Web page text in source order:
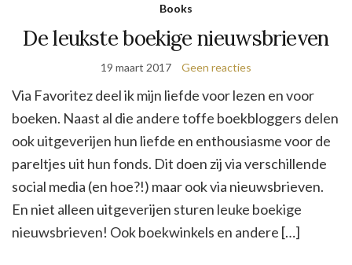
Books
De leukste boekige nieuwsbrieven
19 maart 2017 Geen reacties
Via Favoritez deel ik mijn liefde voor lezen en voor
boeken. Naast al die andere toffe boekbloggers delen
ook uitgeverijen hun liefde en enthousiasme voor de
pareltjes uit hun fonds. Dit doen zij via verschillende
social media (en hoe?!) maar ook via nieuwsbrieven.
En niet alleen uitgeverijen sturen leuke boekige
nieuwsbrieven! Ook boekwinkels en andere […]